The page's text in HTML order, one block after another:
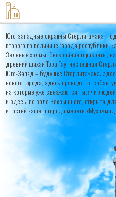
Юго-западные окраины Стерлитамака –
второго по величине города республики
Зеленые холмы, бескрайние горизонты, на
древний шихан Тора-Тау, неспешная
Юго-Запад – будущее Стерлитамака:
нового города, здесь проводятся
на которые уже съезжаются тысячи
и здесь, по воле Всевышнего, открыта
и гостей нашего города мечеть